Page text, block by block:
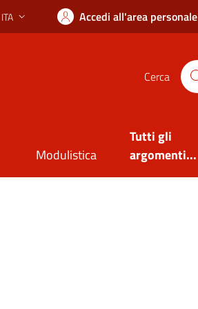
Lingua attiva:
ITA Accedi all'area personale
Cerca
Modulistica
Tutti gli
argomenti...